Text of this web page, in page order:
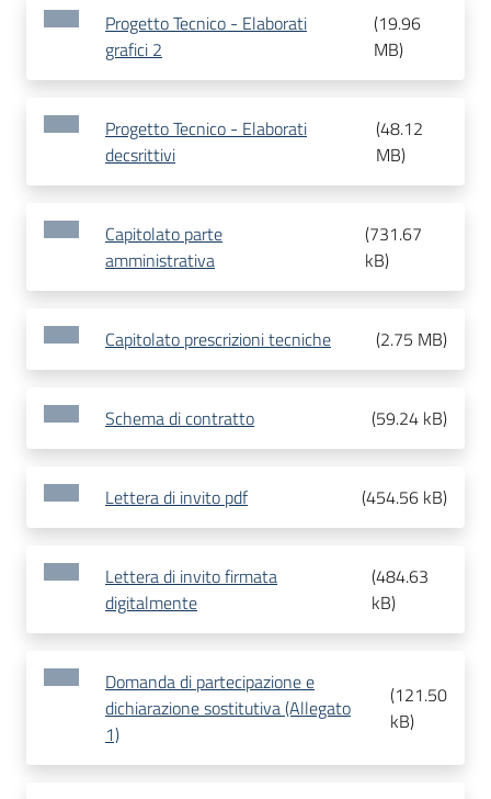
Progetto Tecnico - Elaborati
grafici 2
(19.96
MB)
Progetto Tecnico - Elaborati
decsrittivi
(48.12
MB)
Capitolato parte
amministrativa
(731.67
kB)
Capitolato prescrizioni tecniche (2.75 MB)
Schema di contratto (59.24 kB)
Lettera di invito pdf (454.56 kB)
Lettera di invito firmata
digitalmente
(484.63
kB)
Domanda di partecipazione e
dichiarazione sostitutiva (Allegato
1)
(121.50
kB)